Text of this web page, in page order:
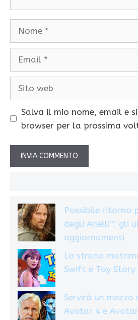
Salva il mio nome, email e
browser per la prossima
Possibile ritorno
degli Anelli”: gli
aggiornamenti
Lo strano
Swift e Toy Story
Servirà un mezzo
Avatar 4 e